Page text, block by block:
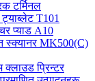
टर्मिनल
ट्याब्लेट T101
प्याड A10
स्क्यानर MK500(C)
क्लाउड प्रिन्टर